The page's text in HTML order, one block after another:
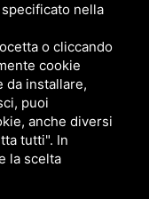
nella
o cliccando
cookie
da installare,
puoi
anche diversi
tutti". In
la scelta